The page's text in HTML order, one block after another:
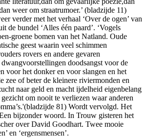
weer om straatrumoer.’ (bladzijde 11)
verder met het verhaal ‘Over de ogen’ van
de bundel ‘Alles één paard’. ‘Vogels
groene bomen van het Natland. Oude
geest waarin veel schimmen
rovers en andere gevaren
doodsangst voor de
voor het donker en voor slangen en het
zee of beter de kleinere riviermonden en
naar geld en macht ijdelheid eigenbelang
om nooit te verliezen waar anderen
81) Wordt vervolgd. Het
bijzonder woord. In Trouw gisteren het
over David Goodhart. Twee mooie
en ‘ergensmensen’.